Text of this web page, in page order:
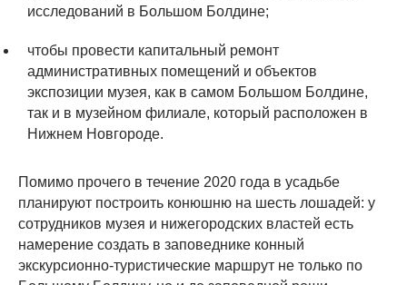
исследований в Большом Болдине;
чтобы провести капитальный ремонт
административных помещений и объектов
экспозиции музея, как в самом Большом Болдине,
так и в музейном филиале, который расположен в
Нижнем Новгороде.
Помимо прочего в течение 2020 года в усадьбе
планируют построить конюшню на шесть лошадей: у
сотрудников музея и нижегородских властей есть
намерение создать в заповеднике конный
экскурсионно-туристические маршрут не только по